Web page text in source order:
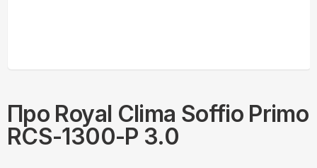
Про Royal Clima Soffio Primo
RCS-1300-P 3.0